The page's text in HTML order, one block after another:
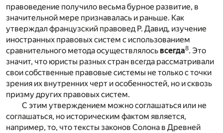
правоведение получило весьма бурное развитие, в
значительной мере признавалась и раньше. Как
утверждал французский правовед Р. Давид, изучение
иностранных правовых систем с использованием
сравнительного метода осуществлялось всегда8. Это
значит, что юристы разных стран всегда рассматривали
свои собственные правовые системы не только с точки
зрения их внутренних черт и особенностей, но и сквозь
призму других правовых систем.
С этим утверждением можно соглашаться или не
соглашаться, но историческим фактом является,
например, то, что тексты законов Солона в Древней